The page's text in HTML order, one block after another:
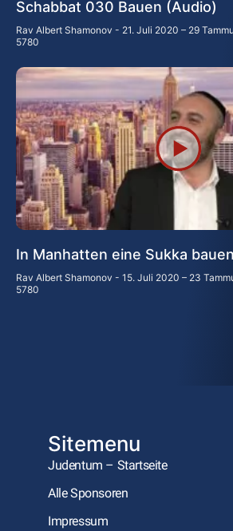
Schabbat 030 Bauen (Audio)
Rav Albert Shamonov
21. Juli 2020 – 29
5780
In Manhatten eine Sukka bauen
Rav Albert Shamonov
15. Juli 2020 – 23
5780
Sitemenu
Judentum – Startseite
Alle Sponsoren
Impressum